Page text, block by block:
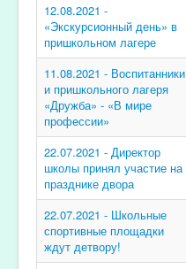
12.08.2021 -
«Экскурсионный день» в
пришкольном лагере
11.08.2021 - Воспитанники
и пришкольного лагеря
«Дружба» - «В мире
профессии»
22.07.2021 - Директор
школы принял участие на
празднике двора
22.07.2021 - Школьные
спортивные площадки
ждут детвору!